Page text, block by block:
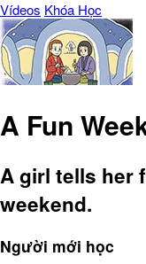
Vídeos Khóa Học
A Fun
A girl tells her
weekend.
Người mới học